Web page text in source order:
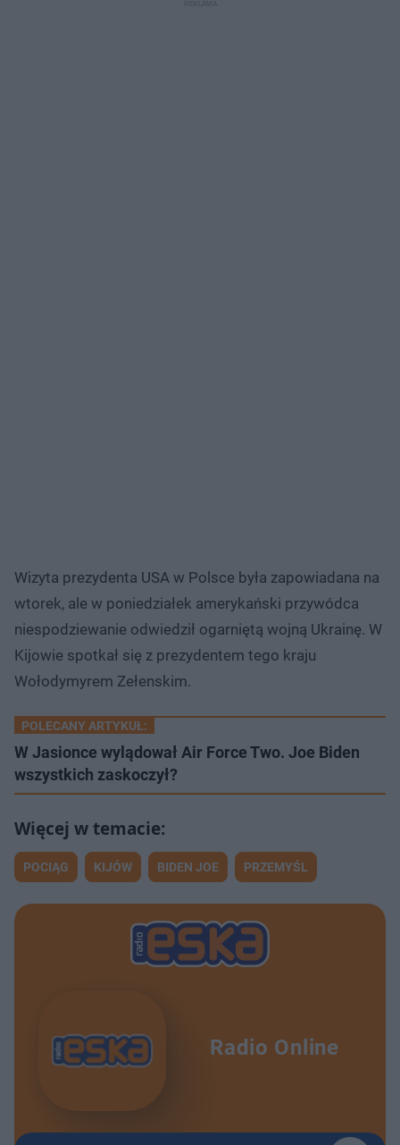
Wizyta prezydenta USA w Polsce była zapowiadana na
wtorek, ale w poniedziałek amerykański przywódca
niespodziewanie odwiedził ogarniętą wojną Ukrainę. W
Kijowie spotkał się z prezydentem tego kraju
Wołodymyrem Zełenskim.
POLECANY ARTYKUŁ:
W Jasionce wylądował Air Force Two. Joe Biden
wszystkich zaskoczył?
POCIĄG KIJÓW BIDEN JOE PRZEMYŚL
Radio Online